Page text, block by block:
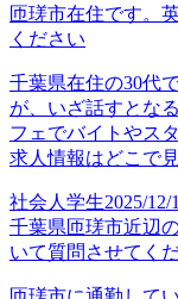
匝瑳市在住です。
ください
千葉県在住の30代
が、いざ話すとな
フェでバイトやス
求人情報はどこで
社会人学生2025/12/
千葉県匝瑳市近辺
いて質問させてく